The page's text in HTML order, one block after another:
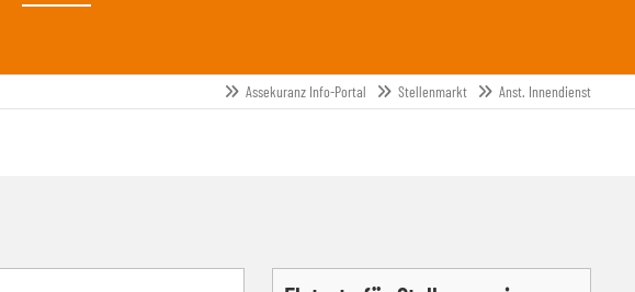
Assekuranz Info-Portal Stellenmarkt Anst. Innendienst